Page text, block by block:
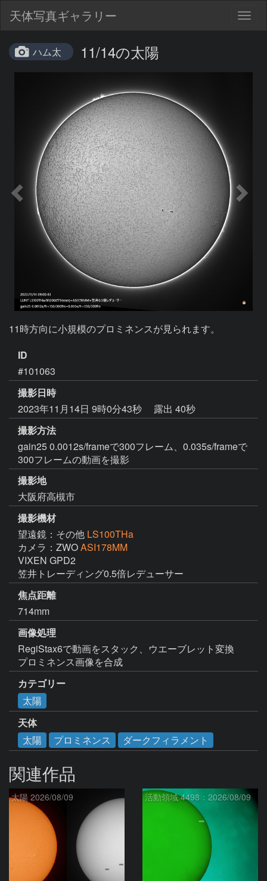
天体写真ギャラリー
ハム太 11/14の太陽
11時方向に小規模のプロミネンスが見られます。
ID
#101063
撮影日時
2023年11月14日 9時0分43秒
露出 40秒
撮影方法
gain25 0.0012s/frameで300フレーム、0.035s/frameで
300フレームの動画を撮影
撮影地
大阪府高槻市
撮影機材
望遠鏡：その他 LS100THa
カメラ：ZWOASI178MM
VIXEN GPD2
笠井トレーディング0.5倍レデューサー
焦点距離
714mm
画像処理
RegiStax6で動画をスタック、ウエーブレット変換
プロミネンス画像を合成
カテゴリー
太陽
天体
太陽
プロミネンス ダークフィラメント
関連作品
太陽 2026/08/09 活動領域 4498：2026/08/09